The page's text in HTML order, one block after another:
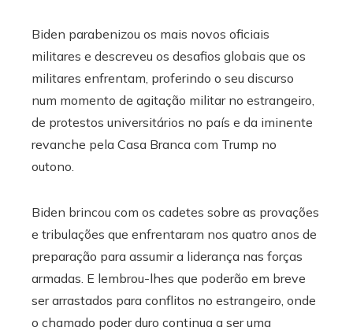
Biden parabenizou os mais novos oficiais
militares e descreveu os desafios globais que os
militares enfrentam, proferindo o seu discurso
num momento de agitação militar no estrangeiro,
de protestos universitários no país e da iminente
revanche pela Casa Branca com Trump no
outono.
Biden brincou com os cadetes sobre as provações
e tribulações que enfrentaram nos quatro anos de
preparação para assumir a liderança nas forças
armadas. E lembrou-lhes que poderão em breve
ser arrastados para conflitos no estrangeiro, onde
o chamado poder duro continua a ser uma